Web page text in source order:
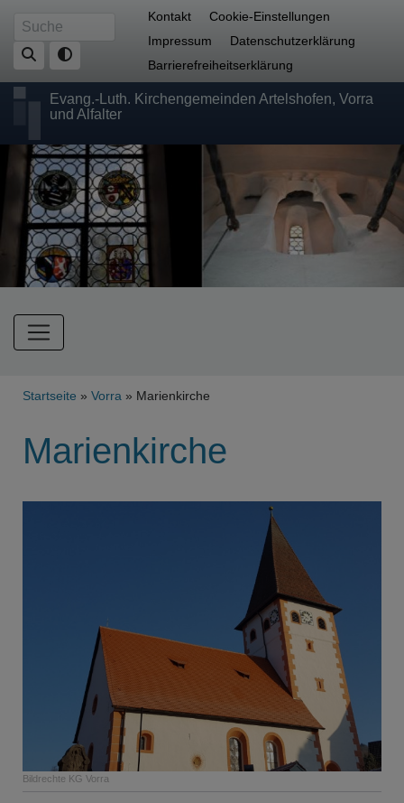
zum
Inhalt
Suche Fußbereichsmenü
Kontakt
Cookie-Einstellungen
Impressum
Datenschutzerklärung
Barrierefreiheitserklärung
Evang.-Luth. Kirchengemeinden Artelshofen, Vorra
und Alfalter
Hauptnavigation
Breadcrumb
Startseite Vorra Marienkirche
Marienkirche
Bildrechte KG Vorra